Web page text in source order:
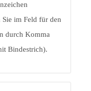
im Feld für den
durch Komma
Bindestrich).